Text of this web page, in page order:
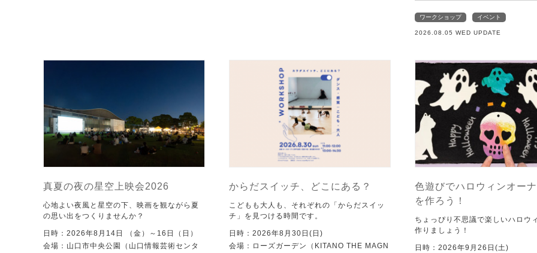
ワークショップ イベント
2026.08.05 WED UPDATE
真夏の夜の星空上映会2026
心地よい夜風と星空の下、映画を観ながら夏
の思い出をつくりませんか？
日時：2026年8月14日 （金）～16日（日）
会場：山口市中央公園（山口情報芸術センタ
からだスイッチ、どこにある？
こどもも大人も、それぞれの「からだスイッ
チ」を見つける時間です。
日時：2026年8月30日(日)
会場：ローズガーデン（KITANO THE MAGN
色遊びでハロウィンオー
を作ろう！
ちょっぴり不思議で楽しいハロウ
作りましょう！
日時：2026年9月26日(土)